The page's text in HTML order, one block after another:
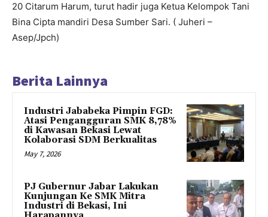
20 Citarum Harum, turut hadir juga Ketua Kelompok Tani
Bina Cipta mandiri Desa Sumber Sari. ( Juheri –
Asep/Jpch)
Berita Lainnya
Industri Jababeka Pimpin FGD:
Atasi Pengangguran SMK 8,78%
di Kawasan Bekasi Lewat
Kolaborasi SDM Berkualitas
May 7, 2026
PJ Gubernur Jabar Lakukan
Kunjungan Ke SMK Mitra
Industri di Bekasi, Ini